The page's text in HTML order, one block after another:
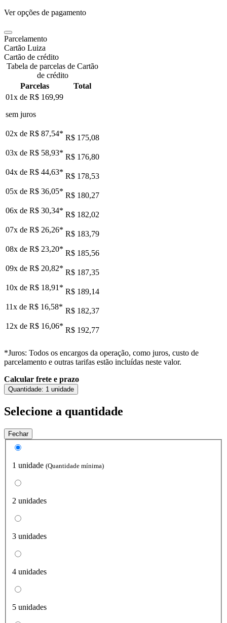
Ver opções de pagamento
Parcelamento
Cartão Luiza
Cartão de crédito
Tabela de parcelas de Cartão
de crédito
Parcelas
Total
01x de R$ 169,99
sem juros
02x de R$ 87,54* R$ 175,08
03x de R$ 58,93* R$ 176,80
04x de R$ 44,63* R$ 178,53
05x de R$ 36,05* R$ 180,27
06x de R$ 30,34* R$ 182,02
07x de R$ 26,26* R$ 183,79
08x de R$ 23,20* R$ 185,56
09x de R$ 20,82* R$ 187,35
10x de R$ 18,91 * R$ 189,14
11x de R$ 16,58* R$ 182,37
12x de R$ 16,06* R$ 192,77
*Juros: Todos os encargos da operação, como juros, custo de
parcelamento e outras tarifas estão incluídas neste valor.
Calcular frete e prazo
Quantidade: 1 unidade
Selecione a quantidade
Fechar
1 unidade (Quantidade mínima)
2 unidades
3 unidades
4 unidades
5 unidades